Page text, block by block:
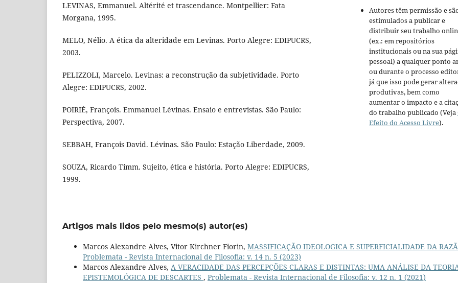
LEVINAS, Emmanuel. Altérité et trascendance. Montpellier: Fata
Morgana, 1995.
MELO, Nélio. A ética da alteridade em Levinas. Porto Alegre: EDIPUCRS,
2003.
PELIZZOLI, Marcelo. Levinas: a reconstrução da subjetividade. Porto
Alegre: EDIPUCRS, 2002.
POIRIÉ, François. Emmanuel Lévinas. Ensaio e entrevistas. São Paulo:
Perspectiva, 2007.
SEBBAH, François David. Lévinas. São Paulo: Estação Liberdade, 2009.
SOUZA, Ricardo Timm. Sujeito, ética e história. Porto Alegre: EDIPUCRS,
1999.
Autores têm permissão e
estimulados a publicar e
distribuir seu trabalho
(ex.: em repositórios
institucionais ou na sua
pessoal) a qualquer ponto
ou durante o processo
já que isso pode gerar
produtivas, bem como
aumentar o impacto e a
do trabalho publicado (Veja
Efeito do Acesso Livre).
Artigos mais lidos pelo mesmo(s) autor(es)
Marcos Alexandre Alves, Vitor Kirchner Fiorin, MASSIFICAÇÃO IDEOLOGICA E SUPERFICIALIDADE DA
Problemata - Revista Internacional de Filosofia: v. 14 n. 5 (2023)
Marcos Alexandre Alves, A VERACIDADE DAS PERCEPÇÕES CLARAS E DISTINTAS: UMA ANÁLISE DA
EPISTEMOLÓGICA DE DESCARTES , Problemata - Revista Internacional de Filosofia: v. 12 n. 1 (2021)